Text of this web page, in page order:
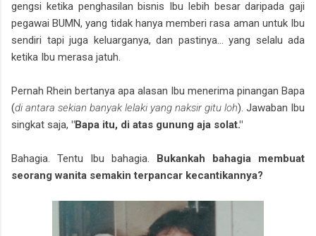
gengsi ketika penghasilan bisnis Ibu lebih besar daripada gaji
pegawai BUMN, yang tidak hanya memberi rasa aman untuk Ibu
sendiri tapi juga keluarganya, dan pastinya... yang selalu ada
ketika Ibu merasa jatuh.
Pernah Rhein bertanya apa alasan Ibu menerima pinangan Bapa
(di antara sekian banyak lelaki yang naksir gitu loh). Jawaban Ibu
singkat saja, "Bapa itu, di atas gunung aja solat."
Bahagia. Tentu Ibu bahagia. Bukankah bahagia membuat
seorang wanita semakin terpancar kecantikannya?